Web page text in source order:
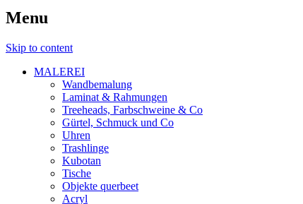
Menu
Skip to content
MALEREI
Wandbemalung
Laminat & Rahmungen
Treeheads, Farbschweine & Co
Gürtel, Schmuck und Co
Uhren
Trashlinge
Kubotan
Tische
Objekte querbeet
Acryl